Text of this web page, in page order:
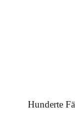
Hunderte